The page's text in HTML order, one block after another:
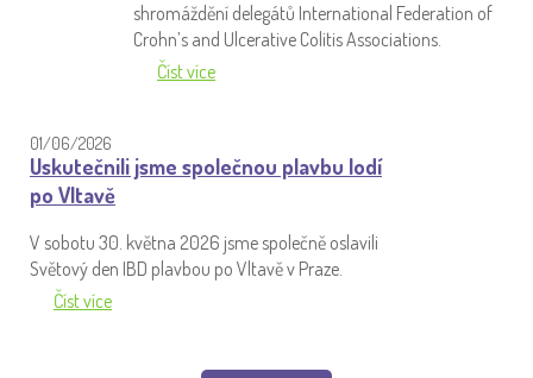
shromáždění delegátů International Federation of
Crohn’s and Ulcerative Colitis Associations.
Číst více
01/06/2026
Uskutečnili jsme společnou plavbu lodí
po Vltavě
V sobotu 30. května 2026 jsme společně oslavili
Světový den IBD plavbou po Vltavě v Praze.
Číst více